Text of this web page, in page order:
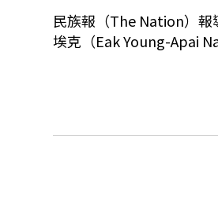
民族報（The Nation）報
埃克（Eak Young-Apai